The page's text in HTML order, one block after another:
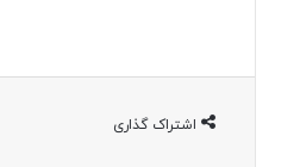
اشتراک گذاری